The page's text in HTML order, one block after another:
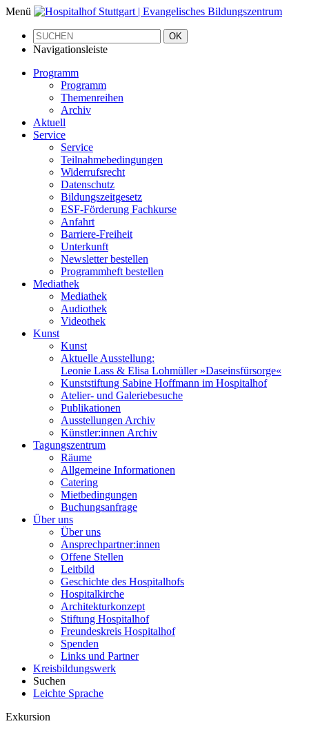
Menü
OK
Navigationsleiste
Programm
Programm
Themenreihen
Archiv
Aktuell
Service
Service
Teilnahmebedingungen
Widerrufsrecht
Datenschutz
Bildungszeitgesetz
ESF-Förderung Fachkurse
Anfahrt
Barriere-Freiheit
Unterkunft
Newsletter bestellen
Programmheft bestellen
Mediathek
Mediathek
Audiothek
Videothek
Kunst
Kunst
Aktuelle Ausstellung:
Leonie Lass & Elisa Lohmüller »Daseinsfürsorge«
Kunststiftung Sabine Hoffmann im Hospitalhof
Atelier- und Galeriebesuche
Publikationen
Ausstellungen Archiv
Künstler:innen Archiv
Tagungszentrum
Räume
Allgemeine Informationen
Catering
Mietbedingungen
Buchungsanfrage
Über uns
Über uns
Ansprechpartner:innen
Offene Stellen
Leitbild
Geschichte des Hospitalhofs
Hospitalkirche
Architekturkonzept
Stiftung Hospitalhof
Freundeskreis Hospitalhof
Spenden
Links und Partner
Kreisbildungswerk
Suchen
Leichte Sprache
Exkursion